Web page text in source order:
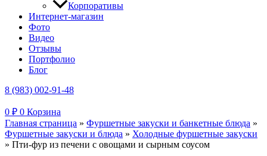
Корпоративы
Интернет-магазин
Фото
Видео
Отзывы
Портфолио
Блог
8 (983) 002-91-48
0 ₽ 0 Корзина
Главная страница » Фуршетные закуски и банкетные блюда »
Фуршетные закуски и блюда » Холодные фуршетные закуски
» Пти-фур из печени с овощами и сырным соусом